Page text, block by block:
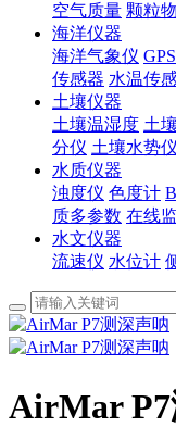
空气质量 颗粒物
海洋仪器
海洋气象仪
传感器 水温传
土壤仪器
土壤温湿度 土
分仪 土壤水势仪
水质仪器
浊度仪 色度计
质多参数 在线
水文仪器
流速仪 水位计
AirMar